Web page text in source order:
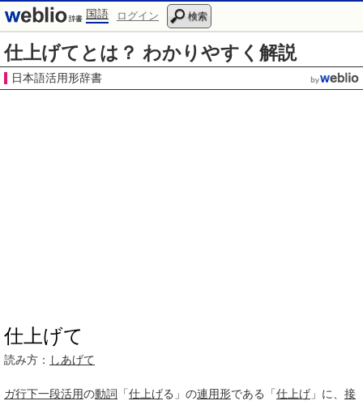
国語 ログイン 検索
仕上げてとは？ わかりやすく解説
日本語活用形辞書
仕上げて
読み方： しあげて
ガ行下一段活用の動詞 「仕上げる」の連用形である「仕上げ 」に、 接